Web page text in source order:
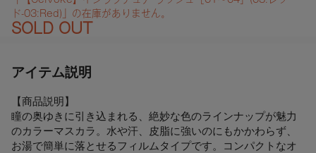
ド-03:Red)」の在庫がありません。
SOLD OUT
アイテム説明
【商品説明】
瞳の奥ゆきに引き込まれる、絶妙な色のラインナップが魅力
のカラーマスカラ。水や汗、皮脂に強いのにもかかわらず、
お湯で簡単に落とせるフィルムタイプです。コンパクトなオ